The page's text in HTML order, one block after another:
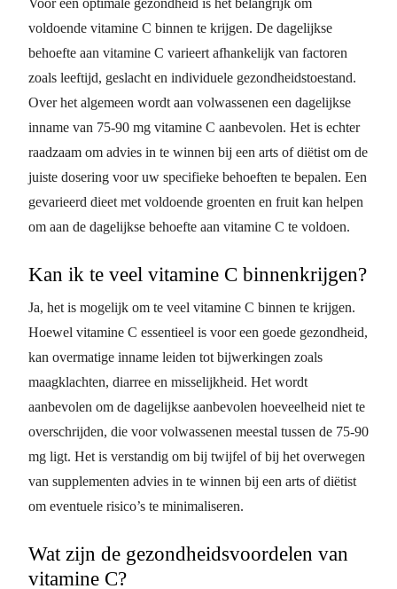
Voor een optimale gezondheid is het belangrijk om
voldoende vitamine C binnen te krijgen. De dagelijkse
behoefte aan vitamine C varieert afhankelijk van factoren
zoals leeftijd, geslacht en individuele gezondheidstoestand.
Over het algemeen wordt aan volwassenen een dagelijkse
inname van 75-90 mg vitamine C aanbevolen. Het is echter
raadzaam om advies in te winnen bij een arts of diëtist om de
juiste dosering voor uw specifieke behoeften te bepalen. Een
gevarieerd dieet met voldoende groenten en fruit kan helpen
om aan de dagelijkse behoefte aan vitamine C te voldoen.
Kan ik te veel vitamine C binnenkrijgen?
Ja, het is mogelijk om te veel vitamine C binnen te krijgen.
Hoewel vitamine C essentieel is voor een goede gezondheid,
kan overmatige inname leiden tot bijwerkingen zoals
maagklachten, diarree en misselijkheid. Het wordt
aanbevolen om de dagelijkse aanbevolen hoeveelheid niet te
overschrijden, die voor volwassenen meestal tussen de 75-90
mg ligt. Het is verstandig om bij twijfel of bij het overwegen
van supplementen advies in te winnen bij een arts of diëtist
om eventuele risico’s te minimaliseren.
Wat zijn de gezondheidsvoordelen van
vitamine C?